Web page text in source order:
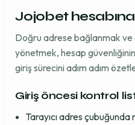
Jojobet
Doğru adrese bağlanmak ve
yönetmek, hesap
giriş sürecini adım adım
Giriş öncesi kontrol
Tarayıcı adres çubuğunda